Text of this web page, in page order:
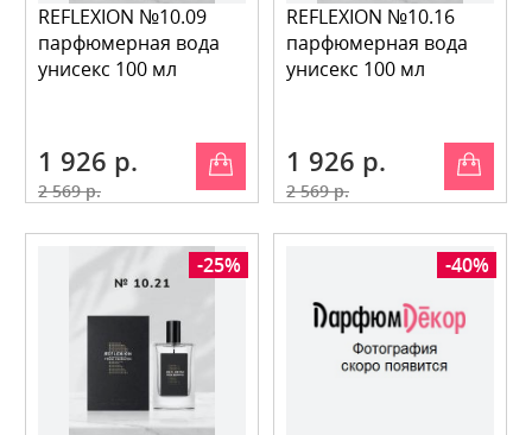
REFLEXION №10.09
парфюмерная вода
унисекс 100 мл
1 926 р.
2 569 р.
REFLEXION №10.16
парфюмерная вода
унисекс 100 мл
1 926 р.
2 569 р.
-25% -40%